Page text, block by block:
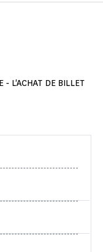
- L'ACHAT DE BILLET